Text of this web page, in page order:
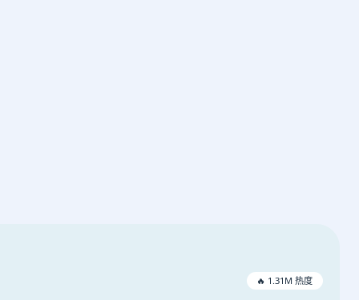
🔥 1.31M 热度